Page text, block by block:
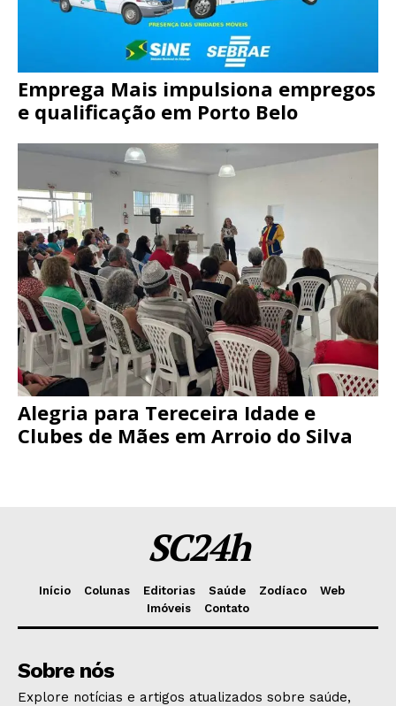
Emprega Mais impulsiona empregos
e qualificação em Porto Belo
Alegria para Tereceira Idade e
Clubes de Mães em Arroio do Silva
SC24h
Início Colunas Editorias Saúde Zodíaco
Web
Imóveis
Contato
Sobre nós
Explore notícias e artigos atualizados sobre saúde,